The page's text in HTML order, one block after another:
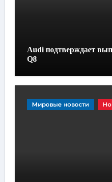
Audi подтверждает
Q8
Мировые новости